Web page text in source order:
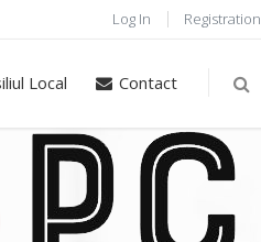
Log In Registration
Local Contact